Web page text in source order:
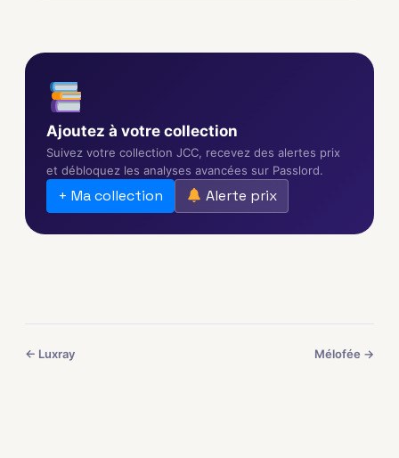
Ajoutez à votre collection
Suivez votre collection JCC, recevez des alertes prix
et débloquez les analyses avancées sur Passlord.
+ Ma collection Alerte prix
← Luxray Mélofée →